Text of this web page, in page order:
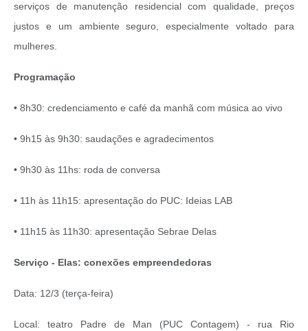
serviços de manutenção residencial com qualidade, preços
justos e um ambiente seguro, especialmente voltado para
mulheres.
Programação
• 8h30: credenciamento e café da manhã com música ao vivo
• 9h15 às 9h30: saudações e agradecimentos
• 9h30 às 11hs: roda de conversa
• 11h às 11h15: apresentação do PUC: Ideias LAB
• 11h15 às 11h30: apresentação Sebrae Delas
Serviço - Elas: conexões empreendedoras
Data: 12/3 (terça-feira)
Local: teatro Padre de Man (PUC Contagem) - rua Rio